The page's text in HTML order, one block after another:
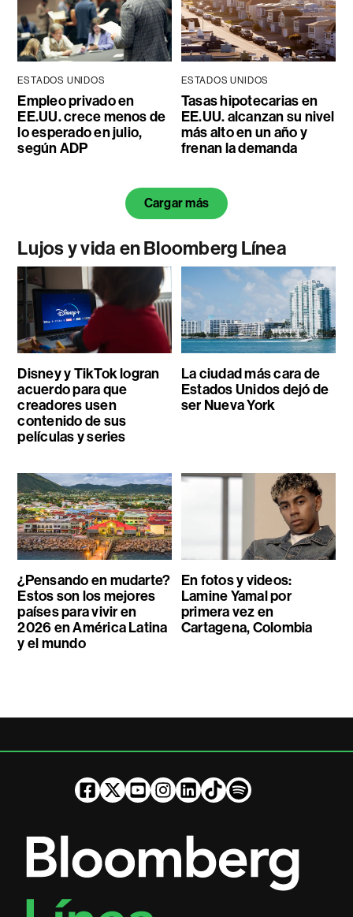
ESTADOS UNIDOS
Empleo privado en
EE.UU. crece menos de
lo esperado en julio,
según ADP
ESTADOS UNIDOS
Tasas hipotecarias en
EE.UU. alcanzan su nivel
más alto en un año y
frenan la demanda
Cargar más
Lujos y vida en Bloomberg Línea
Disney y TikTok logran
acuerdo para que
creadores usen
contenido de sus
películas y series
La ciudad más cara de
Estados Unidos dejó de
ser Nueva York
¿Pensando en mudarte?
Estos son los mejores
países para vivir en
2026 en América Latina
y el mundo
En fotos y videos:
Lamine Yamal por
primera vez en
Cartagena, Colombia